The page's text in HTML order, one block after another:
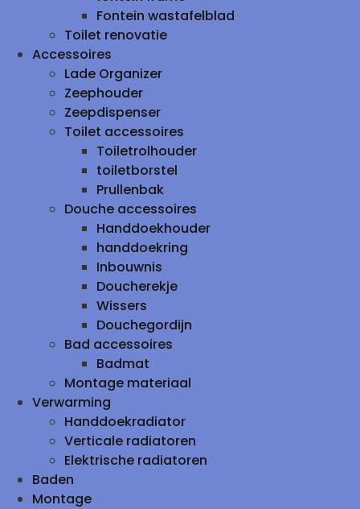
Fontein wastafelblad
Toilet renovatie
Accessoires
Lade Organizer
Zeephouder
Zeepdispenser
Toilet accessoires
Toiletrolhouder
toiletborstel
Prullenbak
Douche accessoires
Handdoekhouder
handdoekring
Inbouwnis
Doucherekje
Wissers
Douchegordijn
Bad accessoires
Badmat
Montage materiaal
Verwarming
Handdoekradiator
Verticale radiatoren
Elektrische radiatoren
Baden
Montage